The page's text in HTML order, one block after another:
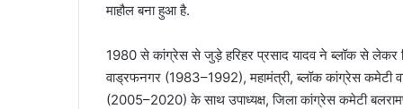
माहौल बना हुआ है.
1980 से कांग्रेस से जुड़े हरिहर प्रसाद यादव ने ब्लॉक से लेकर
वाड्रफनगर (1983–1992), महामंत्री, ब्लॉक कांग्रेस
(2005–2020) के साथ उपाध्यक्ष, जिला कांग्रेस कमेटी